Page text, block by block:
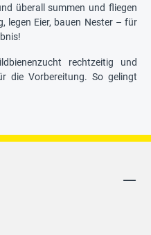
überall summen und fliegen
legen Eier, bauen Nester – für
rechtzeitig und
die Vorbereitung. So gelingt